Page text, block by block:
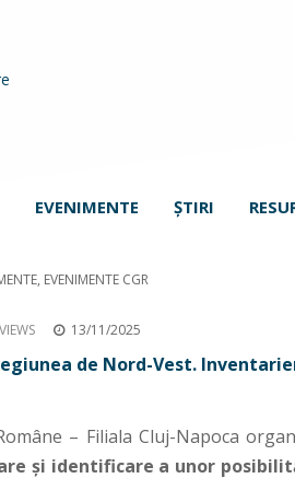
EVENIMENTE ŞTIRI
, EVENIMENTE CGR
13/11/2025
de Nord-Vest.
– Filiala Cluj-Napoca
şi identificare a unor